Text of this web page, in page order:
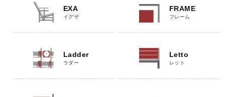
EXA
イグザ
FRAME
フレーム
Ladder
ラダー
Letto
レット